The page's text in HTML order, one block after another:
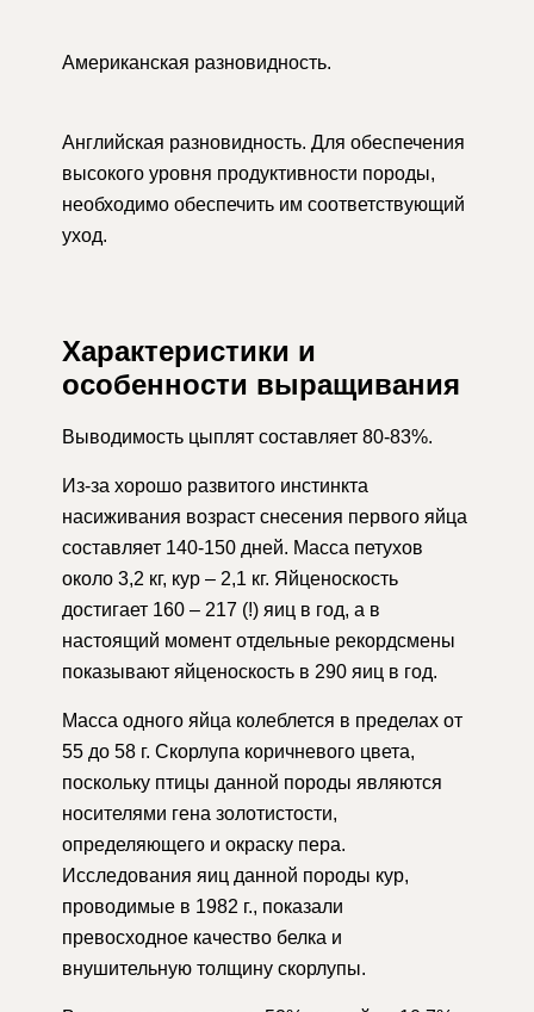
Американская разновидность.
Английская разновидность. Для обеспечения
высокого уровня продуктивности породы,
необходимо обеспечить им соответствующий
уход.
Характеристики и
особенности выращивания
Выводимость цыплят составляет 80-83%.
Из-за хорошо развитого инстинкта
насиживания возраст снесения первого яйца
составляет 140-150 дней. Масса петухов
около 3,2 кг, кур – 2,1 кг. Яйценоскость
достигает 160 – 217 (!) яиц в год, а в
настоящий момент отдельные рекордсмены
показывают яйценоскость в 290 яиц в год.
Масса одного яйца колеблется в пределах от
55 до 58 г. Скорлупа коричневого цвета,
поскольку птицы данной породы являются
носителями гена золотистости,
определяющего и окраску пера.
Исследования яиц данной породы кур,
проводимые в 1982 г., показали
превосходное качество белка и
внушительную толщину скорлупы.